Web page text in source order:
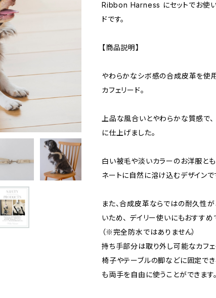
Ribbon Harness にセットでお使い
ドです。
【商品説明】
やわらかなシボ感の合成皮革を使
カフェリード。
上品な風合いとやわらかな質感で
に仕上げました。
白い被毛や淡いカラーのお洋服と
ネートに自然に溶け込むデザインで
また、合成皮革ならではの耐久性
いため、 デイリー使いにもおすすめ
（※完全防水ではありません）
持ち手部分は取り外し可能なカフェ
椅子やテーブルの脚などに固定で
も両手を自由に使うことができます。